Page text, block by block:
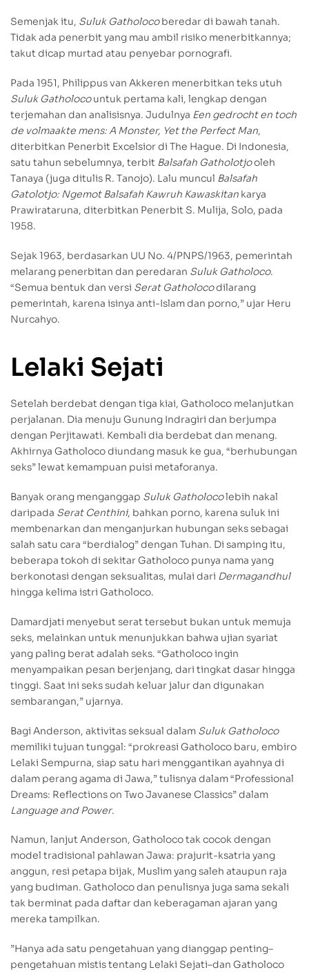
Semenjak itu, Suluk Gatholocoberedar di bawah tanah.
Tidak ada penerbit yang mau ambil risiko menerbitkannya;
takut dicap murtad atau penyebar pornografi.
Pada 1951, Philippus van Akkeren menerbitkan teks utuh
Suluk Gatholocountuk pertama kali, lengkap dengan
terjemahan dan analisisnya. Judulnya Een gedrocht en toch
de volmaakte mens: A Monster, Yet the Perfect Man,
diterbitkan Penerbit Excelsior di The Hague. Di Indonesia,
satu tahun sebelumnya, terbit Balsafah Gatholotjooleh
Tanaya (juga ditulis R. Tanojo). Lalu muncul Balsafah
Gatolotjo: Ngemot Balsafah Kawruh Kawaskitan karya
Prawirataruna, diterbitkan Penerbit S. Mulija, Solo, pada
1958.
Sejak 1963, berdasarkan UU No. 4/PNPS/1963, pemerintah
melarang penerbitan dan peredaran Suluk Gatholoco.
“Semua bentuk dan versi Serat Gatholocodilarang
pemerintah, karena isinya anti-Islam dan porno,” ujar Heru
Nurcahyo.
Lelaki Sejati
Setelah berdebat dengan tiga kiai, Gatholoco melanjutkan
perjalanan. Dia menuju Gunung Indragiri dan berjumpa
dengan Perjitawati. Kembali dia berdebat dan menang.
Akhirnya Gatholoco diundang masuk ke gua, “berhubungan
seks” lewat kemampuan puisi metaforanya.
Banyak orang menganggap Suluk Gatholocolebih nakal
daripada Serat Centhini, bahkan porno, karena suluk ini
membenarkan dan menganjurkan hubungan seks sebagai
salah satu cara “berdialog” dengan Tuhan. Di samping itu,
beberapa tokoh di sekitar Gatholoco punya nama yang
berkonotasi dengan seksualitas, mulai dari Dermagandhul
hingga kelima istri Gatholoco.
Damardjati menyebut serat tersebut bukan untuk memuja
seks, melainkan untuk menunjukkan bahwa ujian syariat
yang paling berat adalah seks. “Gatholoco ingin
menyampaikan pesan berjenjang, dari tingkat dasar hingga
tinggi. Saat ini seks sudah keluar jalur dan digunakan
sembarangan,” ujarnya.
Bagi Anderson, aktivitas seksual dalam Suluk Gatholoco
memiliki tujuan tunggal: “prokreasi Gatholoco baru, embiro
Lelaki Sempurna, siap satu hari menggantikan ayahnya di
dalam perang agama di Jawa,” tulisnya dalam “Professional
Dreams: Reflections on Two Javanese Classics” dalam
Language and Power.
Namun, lanjut Anderson, Gatholoco tak cocok dengan
model tradisional pahlawan Jawa: prajurit-ksatria yang
anggun, resi petapa bijak, Muslim yang saleh ataupun raja
yang budiman. Gatholoco dan penulisnya juga sama sekali
tak berminat pada daftar dan keberagaman ajaran yang
mereka tampilkan.
”Hanya ada satu pengetahuan yang dianggap penting–
pengetahuan mistis tentang Lelaki Sejati–dan Gatholoco